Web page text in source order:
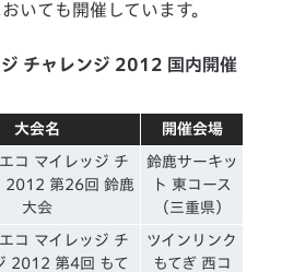
いても開催しています。
チャレンジ 2012 国内開催
大会名 開催会場
コ マイレッジ チ
2012 第26回 鈴鹿
大会
鈴鹿サーキッ
ト 東コース
（三重県）
コ マイレッジ チ
2012 第4回 もて
ツインリンク
もてぎ 西コ